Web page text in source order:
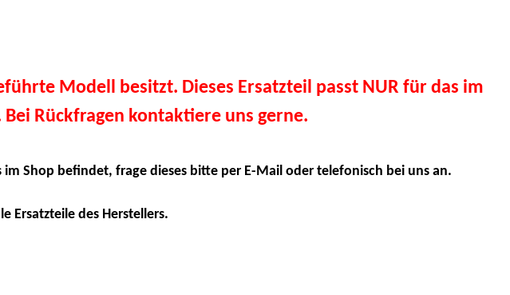
Modell besitzt. Dieses Ersatzteil passt NUR für das im
Rückfragen kontaktiere uns gerne.
Shop befindet, frage dieses bitte per E-Mail oder telefonisch bei uns an.
Ersatzteile des Herstellers.